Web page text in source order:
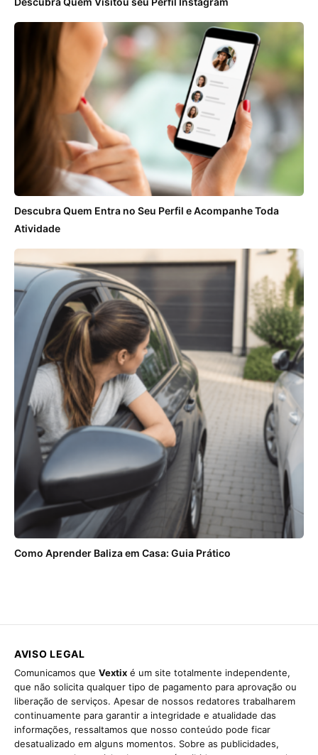
Descubra Quem Entra no Seu Perfil e Acompanhe Toda
Atividade
Como Aprender Baliza em Casa: Guia Prático
AVISO LEGAL
Comunicamos que Vextix é um site totalmente independente,
que não solicita qualquer tipo de pagamento para aprovação ou
liberação de serviços. Apesar de nossos redatores trabalharem
continuamente para garantir a integridade e atualidade das
informações, ressaltamos que nosso conteúdo pode ficar
desatualizado em alguns momentos. Sobre as publicidades,